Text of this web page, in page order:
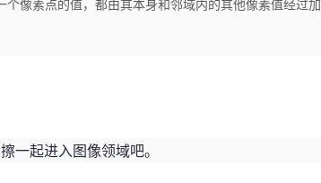
像素点的值，都由其本身和邻域内的其他像素值经过加
一起进入图像领域吧。